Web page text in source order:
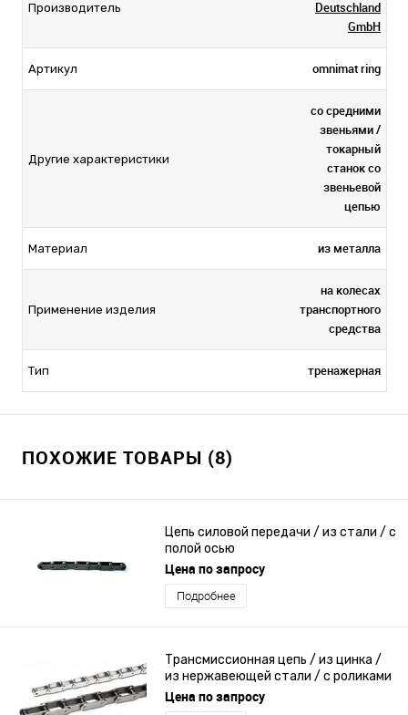
Производитель
Deutschland
GmbH
Артикул omnimat ring
Другие характеристики
со средними
звеньями /
токарный
станок со
звеньевой
цепью
Материал из металла
Применение изделия
на колесах
транспортного
средства
Тип тренажерная
ПОХОЖИЕ ТОВАРЫ (8)
Цепь силовой передачи / из стали / с
полой осью
Цена по запросу
Подробнее
Трансмиссионная цепь / из цинка /
из нержавеющей стали / с роликами
Цена по запросу